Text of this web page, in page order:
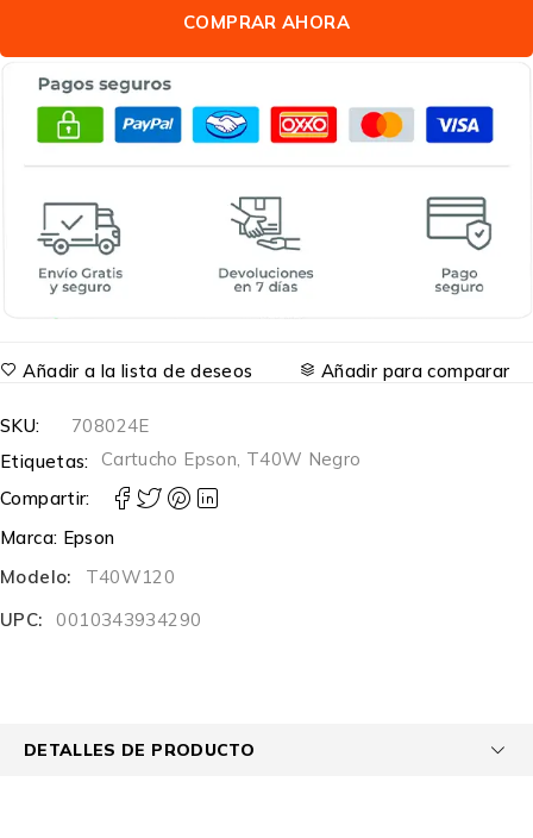
COMPRAR AHORA
Añadir a la lista de deseos Añadir para comparar
SKU:
708024E
Etiquetas:
Cartucho Epson, T40W Negro
Compartir:
Marca: Epson
Modelo:
T40W120
UPC:
0010343934290
DETALLES DE PRODUCTO